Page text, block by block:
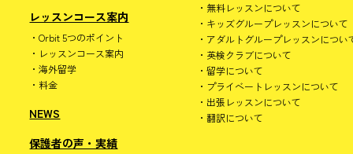
レッスンコース案内
Orbit 5つのポイント
レッスンコース案内
海外留学
料金
NEWS
保護者の声・実績
無料レッスンについて
キッズグループレッスンについて
アダルトグループレッスンについ
英検クラブについて
留学について
プライベートレッスンについて
出張レッスンについて
翻訳について